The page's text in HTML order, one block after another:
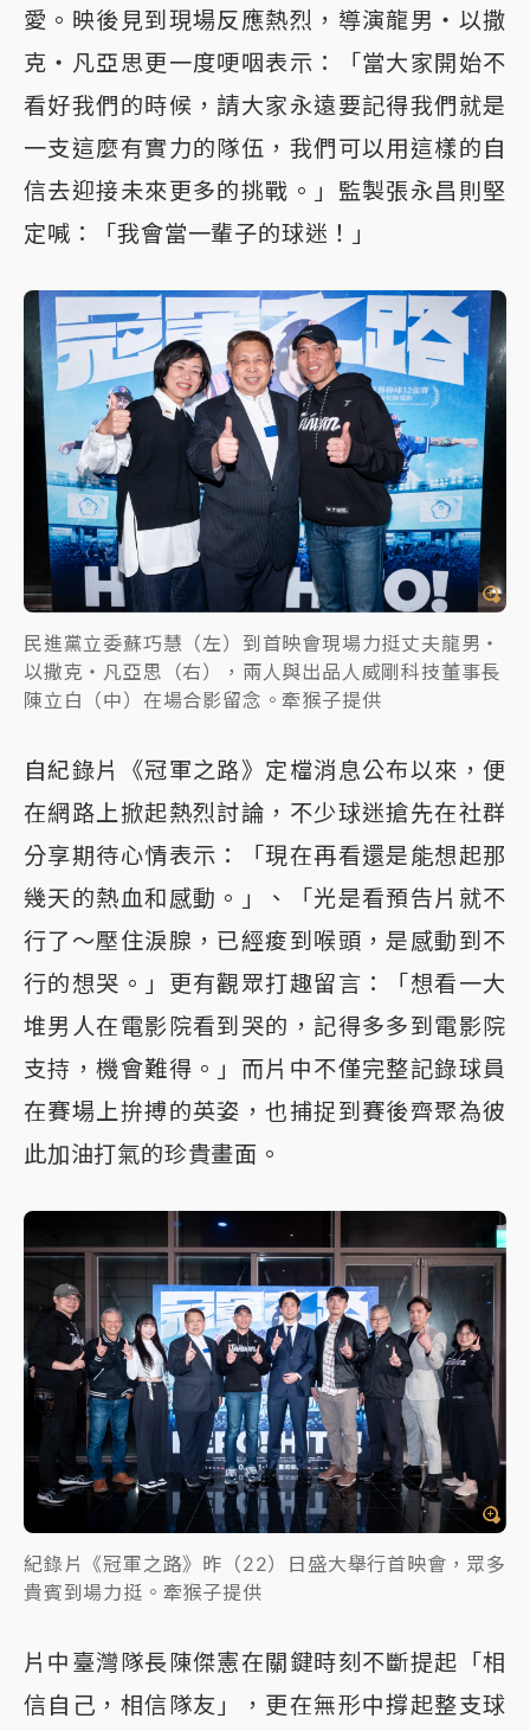
愛。映後見到現場反應熱烈，導演龍男・以撒
克・凡亞思更一度哽咽表示：「當大家開始不
看好我們的時候，請大家永遠要記得我們就是
一支這麼有實力的隊伍，我們可以用這樣的自
信去迎接未來更多的挑戰。」監製張永昌則堅
定喊：「我會當一輩子的球迷！」
民進黨立委蘇巧慧（左）到首映會現場力挺丈夫龍男・
以撒克・凡亞思（右），兩人與出品人威剛科技董事長
陳立白（中）在場合影留念。牽猴子提供
自紀錄片《冠軍之路》定檔消息公布以來，便
在網路上掀起熱烈討論，不少球迷搶先在社群
分享期待心情表示：「現在再看還是能想起那
幾天的熱血和感動。」、「光是看預告片就不
行了～壓住淚腺，已經痠到喉頭，是感動到不
行的想哭。」更有觀眾打趣留言：「想看一大
堆男人在電影院看到哭的，記得多多到電影院
支持，機會難得。」而片中不僅完整記錄球員
在賽場上拚搏的英姿，也捕捉到賽後齊聚為彼
此加油打氣的珍貴畫面。
紀錄片《冠軍之路》昨（22）日盛大舉行首映會，眾多
貴賓到場力挺。牽猴子提供
片中臺灣隊長陳傑憲在關鍵時刻不斷提起「相
信自己，相信隊友」，更在無形中撐起整支球